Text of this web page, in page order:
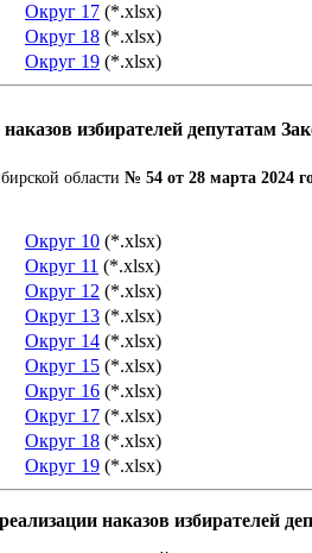
Округ 17 (*.xlsx)
Округ 18 (*.xlsx)
Округ 19 (*.xlsx)
избирателей депутатам
области № 54 от 28 марта 2024
Округ 10 (*.xlsx)
Округ 11 (*.xlsx)
Округ 12 (*.xlsx)
Округ 13 (*.xlsx)
Округ 14 (*.xlsx)
Округ 15 (*.xlsx)
Округ 16 (*.xlsx)
Округ 17 (*.xlsx)
Округ 18 (*.xlsx)
Округ 19 (*.xlsx)
наказов избирателей